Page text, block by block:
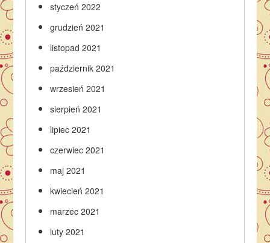
styczeń 2022
grudzień 2021
listopad 2021
październik 2021
wrzesień 2021
sierpień 2021
lipiec 2021
czerwiec 2021
maj 2021
kwiecień 2021
marzec 2021
luty 2021